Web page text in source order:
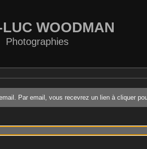
WOODMAN
Photographies
Par email, vous recevrez un lien à cliquer